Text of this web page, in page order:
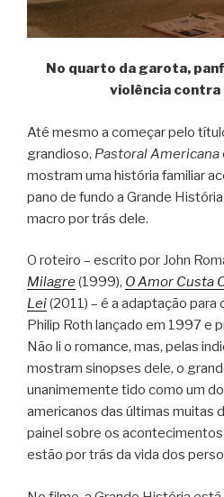
No quarto da garota,
violência contra
Até mesmo a começar pelo
grandioso, Pastoral Americana
mostram uma história familiar
pano de fundo a Grande
macro por trás dele.
O roteiro – escrito por John
Milagre(1999), O Amor Custa
Lei(2011) – é a adaptação para
Philip Roth lançado em 1997 e
Não li o romance, mas, pelas
mostram sinopses dele, o
unanimemente tido como um
americanos das últimas muitas
painel sobre os
estão por trás da vida dos